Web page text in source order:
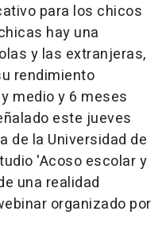
para los chicos
hay una
y las extranjeras,
rendimiento
medio y 6 meses
este jueves
de la Universidad de
'Acoso escolar y
una realidad
organizado por